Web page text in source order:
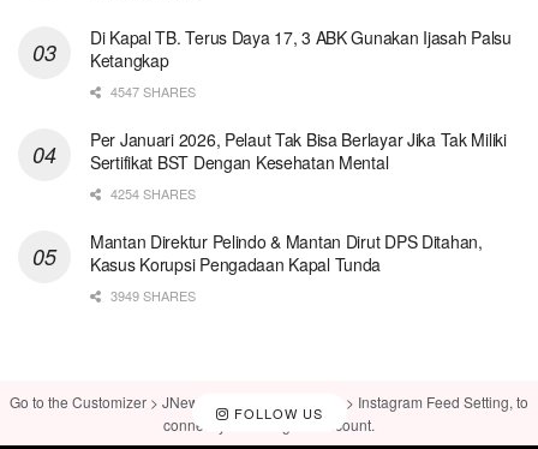
Di Kapal TB. Terus Daya 17, 3 ABK Gunakan Ijasah Palsu
Ketangkap
4547 SHARES
Per Januari 2026, Pelaut Tak Bisa Berlayar Jika Tak Miliki
Sertifikat BST Dengan Kesehatan Mental
4254 SHARES
Mantan Direktur Pelindo & Mantan Dirut DPS Ditahan,
Kasus Korupsi Pengadaan Kapal Tunda
3949 SHARES
FOLLOW US
Go to the Customizer > JNews : Social, Like & View > Instagram Feed Setting, to
connect your Instagram account.